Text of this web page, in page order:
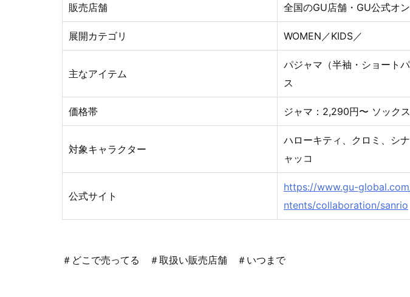
販売店舗 全国のGU店舗・GU公式オ
展開カテゴリ WOMEN／KIDS／
主なアイテム
パジャマ（半袖・ショート
ス
価格帯 ジャマ：2,290円〜 ソック
対象キャラクター
ハローキティ、クロミ、シ
ャッコ
公式サイト
https://www.gu-
ntents/collaboration/sanrio
＃どこで売ってる ＃取扱い販売店舗 ＃いつまで